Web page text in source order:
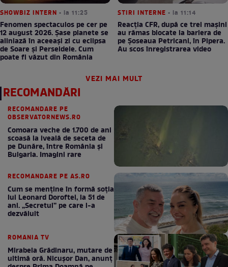
SHOWBIZ INTERN • la 11:25
Fenomen spectaculos pe cer pe
12 august 2026. Șase planete se
aliniază în aceeași zi cu eclipsa
de Soare și Perseidele. Cum
poate fi văzut din România
STIRI INTERNE • la 11:14
Reacția CFR, după ce trei mașini
au rămas blocate la bariera de
pe Șoseaua Petricani, în Pipera.
Au scos înregistrarea video
VEZI MAI MULT
RECOMANDĂRI
RECOMANDARE PE
OBSERVATORNEWS.RO
Comoara veche de 1.700 de ani
scoasă la iveală de seceta de
pe Dunăre, între România şi
Bulgaria. Imagini rare
RECOMANDARE PE AS.RO
Cum se menţine în formă soţia
lui Leonard Doroftei, la 51 de
ani. „Secretul” pe care l-a
dezvăluit
ROMANIA TV
Mirabela Grădinaru, mutare de
ultimă oră. Nicuşor Dan, anunţ